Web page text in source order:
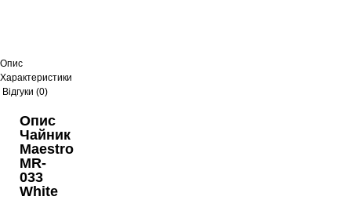
Опис
Характеристики
Відгуки (0)
Опис
Чайник
Maestro
MR-
033
White